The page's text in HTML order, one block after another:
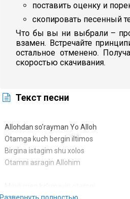
поставить оценку и
скопировать песенный
Что бы вы ни выбрали –
взамен. Встречайте
остальное отменено.
скоростью скачивания.
Текст песни
Allohdan so'rayman Yo Alloh
Otamga kuch bergin iltimos
Birgina istagim shu xolos
Otamni asragin Allohim